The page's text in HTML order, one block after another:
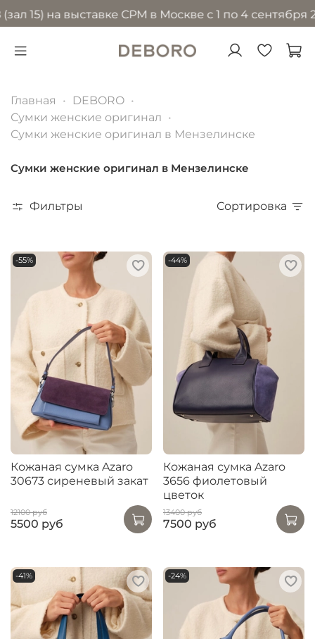
выставке CPM в Москве с 1 по 4 сентября 2026
Главная
DEBORO
Сумки женские оригинал
Сумки женские оригинал в Мензелинске
Сумки женские оригинал в Мензелинске
Фильтры Сортировка
-55%
Кожаная сумка Azaro
30673 сиреневый закат
12100 руб
5500 руб
-44%
Кожаная сумка Azaro
3656 фиолетовый
цветок
13400 руб
7500 руб
-41% -24%